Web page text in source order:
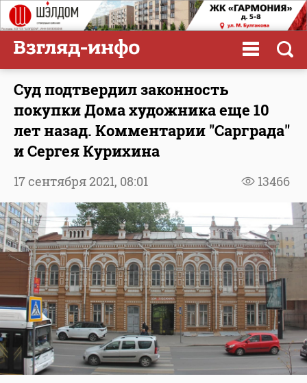
Суд подтвердил законность
покупки Дома художника еще 10
лет назад. Комментарии "Сарграда"
и Сергея Курихина
13466
17 сентября 2021, 08:01